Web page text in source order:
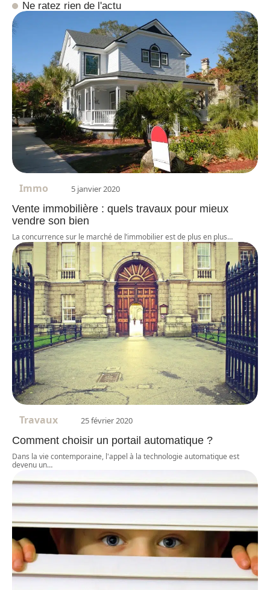
Ne ratez rien de l'actu
Immo 5 janvier 2020
Vente immobilière : quels travaux pour mieux
vendre son bien
La concurrence sur le marché de l’immobilier est de plus en plus…
Travaux 25 février 2020
Comment choisir un portail automatique ?
Dans la vie contemporaine, l'appel à la technologie automatique est
devenu un…